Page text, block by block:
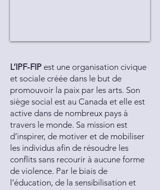
L’IPF-FIP est une organisation civique
et sociale créée dans le but de
promouvoir la paix par les arts. Son
siège social est au Canada et elle est
active dans de nombreux pays à
travers le monde. Sa mission est
d’inspirer, de motiver et de mobiliser
les individus afin de résoudre les
conflits sans recourir à aucune forme
de violence. Par le biais de
l’éducation, de la sensibilisation et